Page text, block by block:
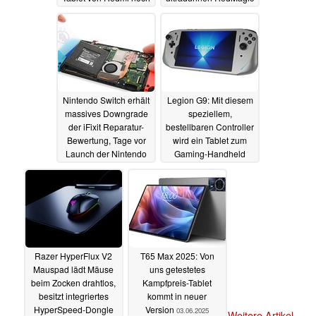
Nintendo Switch erhält
massives Downgrade
der iFixit Reparatur-
Bewertung, Tage vor
Launch der Nintendo
Switch 203.06.2025
Legion G9: Mit diesem
speziellem,
bestellbaren Controller
wird ein Tablet zum
Gaming-Handheld
Razer HyperFlux V2
Mauspad lädt Mäuse
beim Zocken drahtlos,
besitzt integriertes
HyperSpeed-Dongle
T65 Max 2025: Von
uns getestetes
Kampfpreis-Tablet
kommt in neuer
Version 03.06.2025